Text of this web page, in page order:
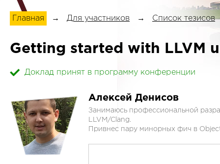
Главная → Для участников → Список тезисов
Getting started with LLVM
Доклад принят в программу конференции
Алексей Денисов
Занимаюсь профессиональной
LLVM/Clang.
Привнес пару минорных фич в